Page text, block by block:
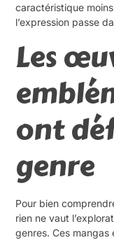
caractéristique
l’expression passe
Les
ont
genre
Pour bien
rien ne vaut
genres. Ces